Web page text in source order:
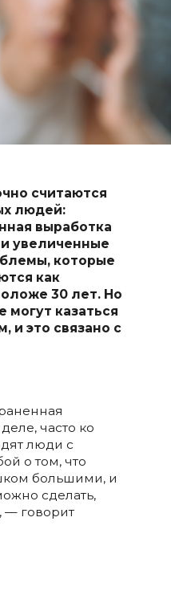
считаются
людей:
выработка
увеличенные
которые
как
30 лет. Но
казаться
и это связано с
часто ко
люди с
о том, что
большими, и
сделать,
— говорит